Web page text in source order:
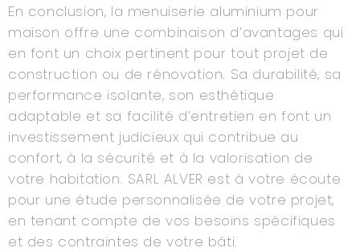
En conclusion, la menuiserie aluminium pour
maison offre une combinaison d’avantages qui
en font un choix pertinent pour tout projet de
construction ou de rénovation. Sa durabilité, sa
performance isolante, son esthétique
adaptable et sa facilité d’entretien en font un
investissement judicieux qui contribue au
confort, à la sécurité et à la valorisation de
votre habitation. SARL ALVER est à votre écoute
pour une étude personnalisée de votre projet,
en tenant compte de vos besoins spécifiques
et des contraintes de votre bâti.